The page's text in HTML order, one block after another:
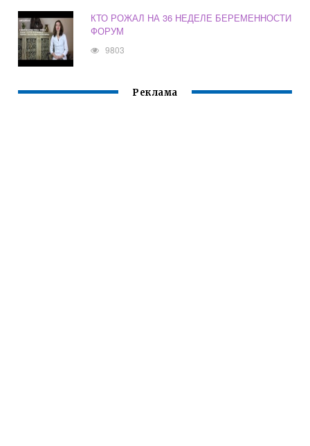
КТО РОЖАЛ НА 36 НЕДЕЛЕ БЕРЕМЕННОСТИ
ФОРУМ
9803
Реклама